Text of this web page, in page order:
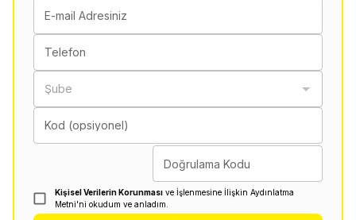
E-mail Adresiniz
Telefon
Şube
Kod (opsiyonel)
Doğrulama Kodu
Kişisel Verilerin Korunması ve İşlenmesine İlişkin Aydınlatma
Metni'ni okudum ve anladım.